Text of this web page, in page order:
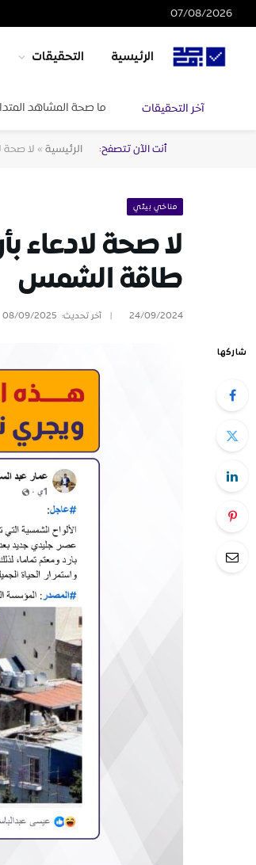
07/08/2026
الرئيسية التحقيقات
آخر التحقيقات ما صحة المشاهد
أنت الآن تتصفح: الرئيسية» لا صحة
مناخي بيئي
لا صحة لادعاء
طاقة الشمس
24/09/2024 آخر تحديث: 08/09/2025
شاركها